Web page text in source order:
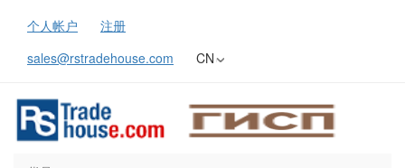
个人帐户
注册
sales@rstradehouse.com
CN